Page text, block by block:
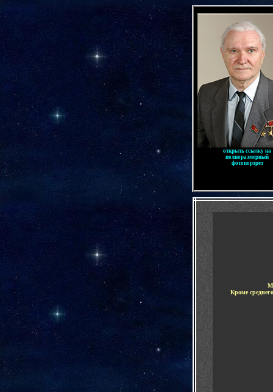
открыть ссылку на
полноразмерный
фотопортрет
Кроме